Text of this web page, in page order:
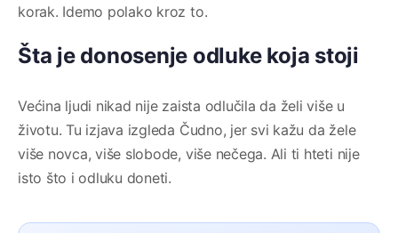
korak. Idemo polako kroz to.
Šta je donosenje odluke koja stoji
Većina ljudi nikad nije zaista odlučila da želi više u
životu. Tu izjava izgleda Čudno, jer svi kažu da žele
više novca, više slobode, više nečega. Ali ti hteti nije
isto što i odluku doneti.